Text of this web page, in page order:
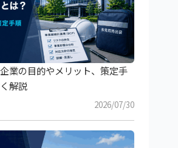
業の目的やメリット、策定手
解説
2026/07/30